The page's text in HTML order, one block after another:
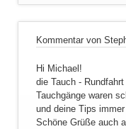
Kommentar von
Hi Michael!
die Tauch -
Tauchgänge waren
und deine Tips
Schöne Grüße auch